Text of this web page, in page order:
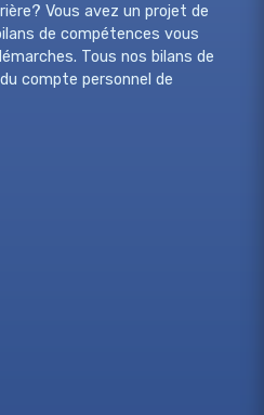
Vous avez un projet de
de compétences vous
Tous nos bilans de
compte personnel de